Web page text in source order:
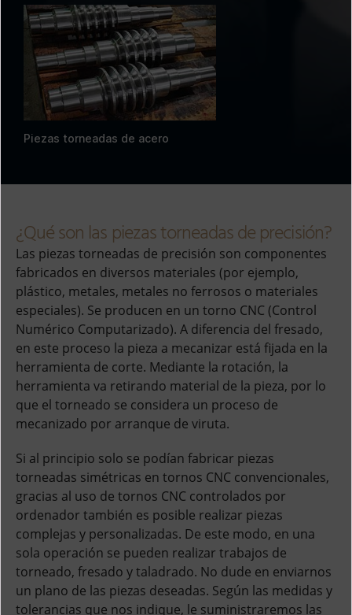
Piezas torneadas de acero
¿Qué son las piezas torneadas de precisión?
Las piezas torneadas de precisión son componentes
fabricados en diversos materiales (por ejemplo,
plástico, metales, metales no ferrosos o materiales
especiales). Se producen en un torno CNC (Control
Numérico Computarizado). A diferencia del fresado,
en este proceso la pieza a mecanizar está fijada en la
herramienta de corte. Mediante la rotación, la
herramienta va retirando material de la pieza, por lo
que el torneado se considera un proceso de
mecanizado por arranque de viruta.
Si al principio solo se podían fabricar piezas
torneadas simétricas en tornos CNC convencionales,
gracias al uso de tornos CNC controlados por
ordenador también es posible realizar piezas
complejas y personalizadas. De este modo, en una
sola operación se pueden realizar trabajos de
torneado, fresado y taladrado. No dude en enviarnos
un plano de las piezas deseadas. Según las medidas y
tolerancias que nos indique, le suministraremos las